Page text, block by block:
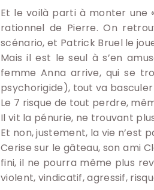
Et le voilà parti à monter une
rationnel de Pierre. On
scénario, et Patrick Bruel le
Mais il est le seul à s’en
femme Anna arrive, qui se
psychorigide), tout va basculer
Le 7 risque de tout perdre,
Il vit la pénurie, ne trouvant
Et non, justement, la vie n’est
Cerise sur le gâteau, son ami
fini, il ne pourra même plus
violent, vindicatif, agressif,